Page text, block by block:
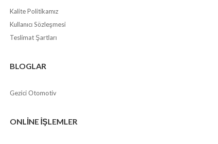
Kalite Politikamız
Kullanıcı Sözleşmesi
Teslimat Şartları
BLOGLAR
Gezici Otomotiv
ONLINE İŞLEMLER